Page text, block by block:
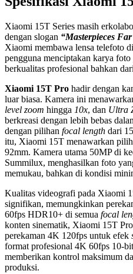
Xiaomi 15T Series masih
dengan slogan “Masterpieces
Xiaomi membawa lensa telefoto
pengguna menciptakan karya
berkualitas profesional bahkan
Xiaomi 15T Pro hadir dengan
luar biasa. Kamera ini
level zoom hingga 10x, dan Ultra
berkreasi dengan lebih bebas
dengan pilihan focal length dari
itu, Xiaomi 15T menawarkan
92mm. Kamera utama 50MP di
Summilux, menghasilkan foto
memukau, bahkan di kondisi
Kualitas videografi pada Xiaomi
signifikan, memungkinkan
60fps HDR10+ di semua focal
konten sinematik, Xiaomi 15T
perekaman 4K 120fps untuk efek
format profesional 4K 60fps 10-
memberikan kontrol maksimum
produksi.